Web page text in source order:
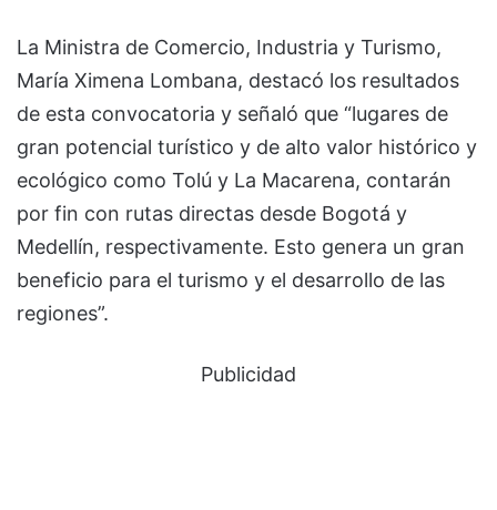
La Ministra de Comercio, Industria y Turismo,
María Ximena Lombana, destacó los resultados
de esta convocatoria y señaló que “lugares de
gran potencial turístico y de alto valor histórico y
ecológico como Tolú y La Macarena, contarán
por fin con rutas directas desde Bogotá y
Medellín, respectivamente. Esto genera un gran
beneficio para el turismo y el desarrollo de las
regiones”.
Publicidad